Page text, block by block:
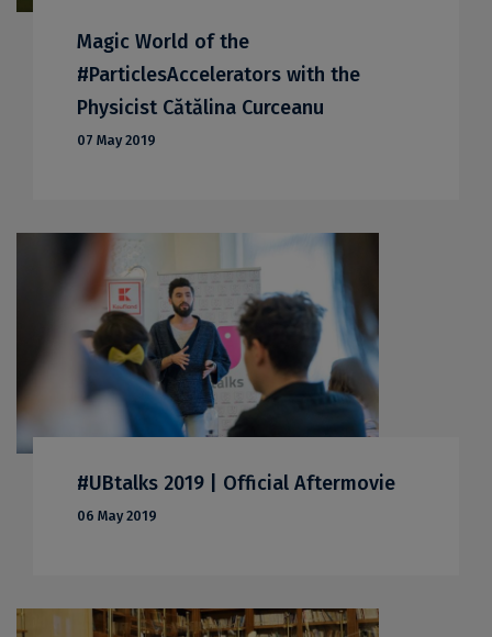
Magic World of the
#ParticlesAccelerators with the
Physicist Cătălina Curceanu
07 May 2019
#UBtalks 2019 | Official Aftermovie
06 May 2019